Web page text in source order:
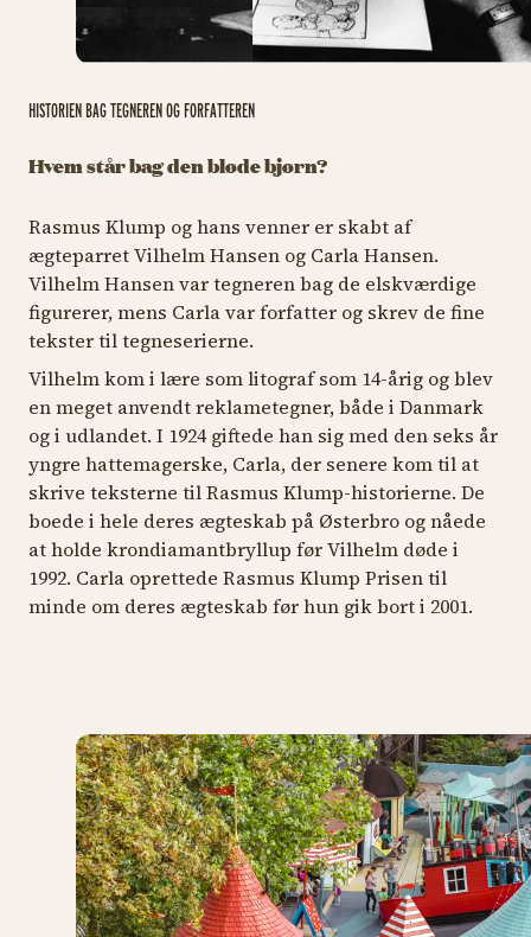
Hvem står bag den bløde bjørn?
HISTORIEN BAG TEGNEREN OG FORFATTEREN
Rasmus Klump og hans venner er skabt af
ægteparret Vilhelm Hansen og Carla Hansen.
Vilhelm Hansen var tegneren bag de elskværdige
figurerer, mens Carla var forfatter og skrev de fine
tekster til tegneserierne.
Vilhelm kom i lære som litograf som 14-årig og blev
en meget anvendt reklametegner, både i Danmark
og i udlandet. I 1924 giftede han sig med den seks år
yngre hattemagerske, Carla, der senere kom til at
skrive teksterne til Rasmus Klump-historierne. De
boede i hele deres ægteskab på Østerbro og nåede
at holde krondiamantbryllup før Vilhelm døde i
1992. Carla oprettede Rasmus Klump Prisen til
minde om deres ægteskab før hun gik bort i 2001.